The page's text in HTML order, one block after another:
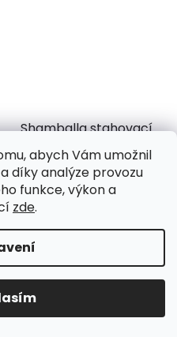
abych Vám umožnil
díky analýze provozu
funkce, výkon a
zde.
Shamballa stahovací
náramek z vykládané
kosti zelený